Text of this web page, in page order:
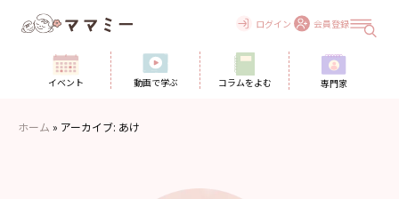
ログイン 会員登録
イベント 動画で学ぶ コラムをよむ 専門家
ホーム » アーカイブ: あけ